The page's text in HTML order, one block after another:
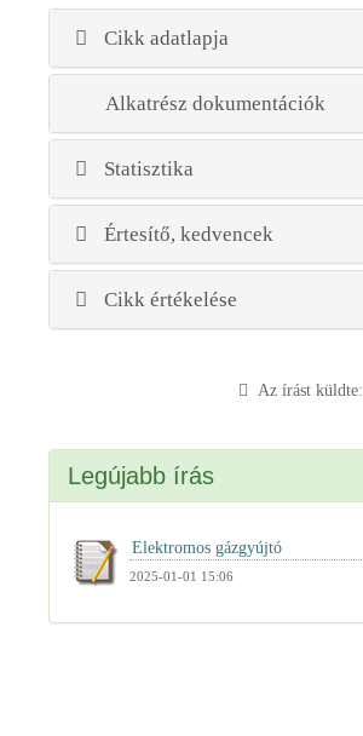
Cikk adatlapja
Alkatrész dokumentációk
Statisztika
Értesítő, kedvencek
Cikk értékelése
Az írást küldte:
Legújabb írás
2025-01-01 15:06